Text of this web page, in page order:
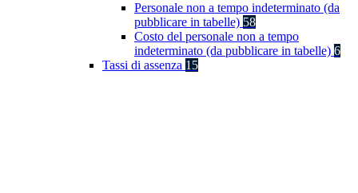
Personale non a tempo indeterminato (da
pubblicare in tabelle) 58
Costo del personale non a tempo
indeterminato (da pubblicare in tabelle) 6
Tassi di assenza 15